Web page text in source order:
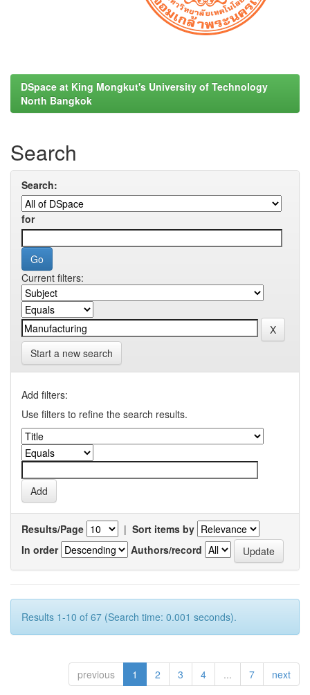
DSpace at King Mongkut's University of Technology
North Bangkok
Search
Search:
for
Current filters:
Start a new search
Add filters:
Use filters to refine the search results.
Results/Page | Sort items by
In order
Authors/record
Results 1-10 of 67 (Search time: 0.001 seconds).
previous 1 2 3 4 ... 7 next